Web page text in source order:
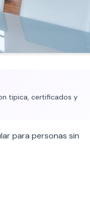
tipica, certificados y
para personas sin